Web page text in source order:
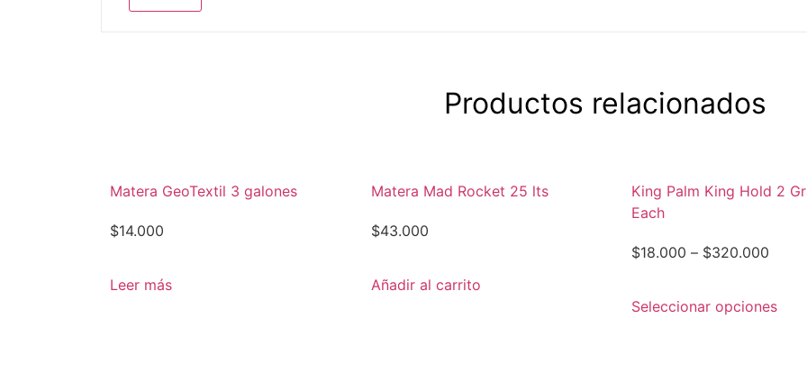
Productos relacionados
Matera GeoTextil 3 galones
$14.000
Leer más
Matera Mad Rocket 25 lts
$43.000
Añadir al carrito
King Palm King Hold 2
Each
$18.000 – $320.000
Seleccionar opciones